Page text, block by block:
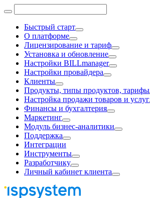
Быстрый старт
О платформе
Лицензирование и тариф
Установка и обновление
Настройки BILLmanager
Настройки провайдера
Клиенты
Продукты, типы продуктов, тарифы
Настройка продажи товаров и услуг
Финансы и бухгалтерия
Маркетинг
Модуль бизнес-аналитики
Поддержка
Интеграции
Инструменты
Разработчику
Личный кабинет клиента